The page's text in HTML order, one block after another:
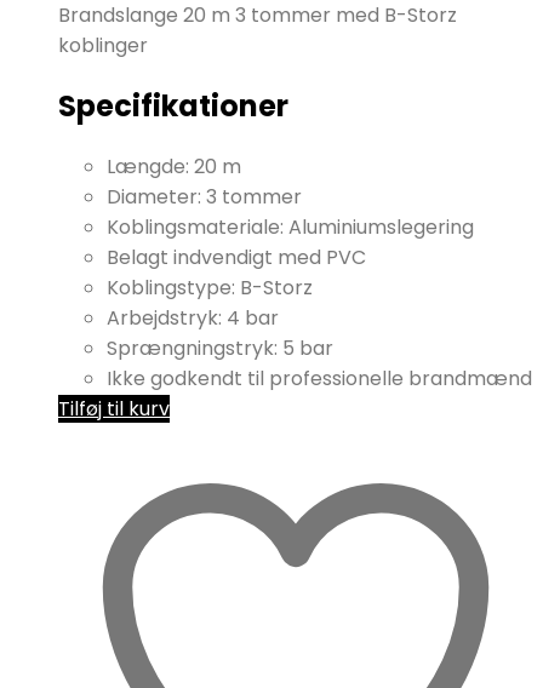
Brandslange 20 m 3 tommer med B-Storz
koblinger
Specifikationer
Længde: 20 m
Diameter: 3 tommer
Koblingsmateriale: Aluminiumslegering
Belagt indvendigt med PVC
Koblingstype: B-Storz
Arbejdstryk: 4 bar
Sprængningstryk: 5 bar
Ikke godkendt til professionelle brandmænd
Tilføj til kurv